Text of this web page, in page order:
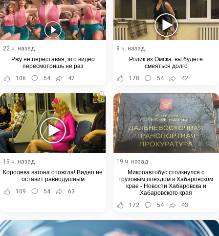
22 ч. назад
Ржу не переставая, это видео
пересмотришь не раз
106
54 47
8 ч. назад
Ролик из Омска: вы будете
смеяться долго
178
54 42
i
19 ч. назад
Королева вагона отожгла! Видео не
оставит равнодушным
109
54 63
19 ч. назад
Микроавтобус столкнулся с
грузовым поездом в Хабаровском
крае - Новости Хабаровска и
Хабаровского края
172
54 43